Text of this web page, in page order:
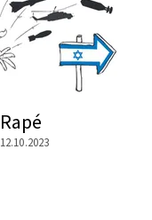
Rapé
12.10.2023